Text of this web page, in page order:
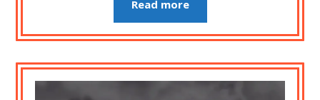
Read more